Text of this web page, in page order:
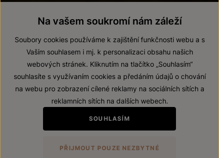
© 2026 ZNOVÍN ZNOJMO, a. s.
Prohlášení o přístupnosti
Zákaz prodeje alkoholických nápojů osobám mladším 18 let.
VytvořilwebProgress
Na vašem soukromí nám záleží
Soubory cookies používáme k zajištění funkčnosti webu a s
Vaším souhlasem i mj. k personalizaci obsahu našich
webových stránek. Kliknutím na tlačítko „Souhlasím“
souhlasíte s využívaním cookies a předáním údajů o chování
na webu pro zobrazení cílené reklamy na sociálních sítích a
reklamních sítích na dalších webech.
SOUHLASÍM
PŘIJMOUT POUZE NEZBYTNÉ